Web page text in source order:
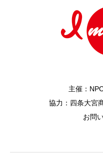
主催：
協力：四条大宮
お問